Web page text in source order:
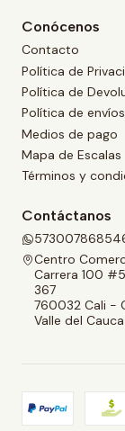
Conócenos
Contacto
Política de
Política de
Política de envíos
Medios de pago
Mapa de Escalas
Términos y
Contáctanos
Centro
Carrera 100
367
760032 Cali -
Valle del